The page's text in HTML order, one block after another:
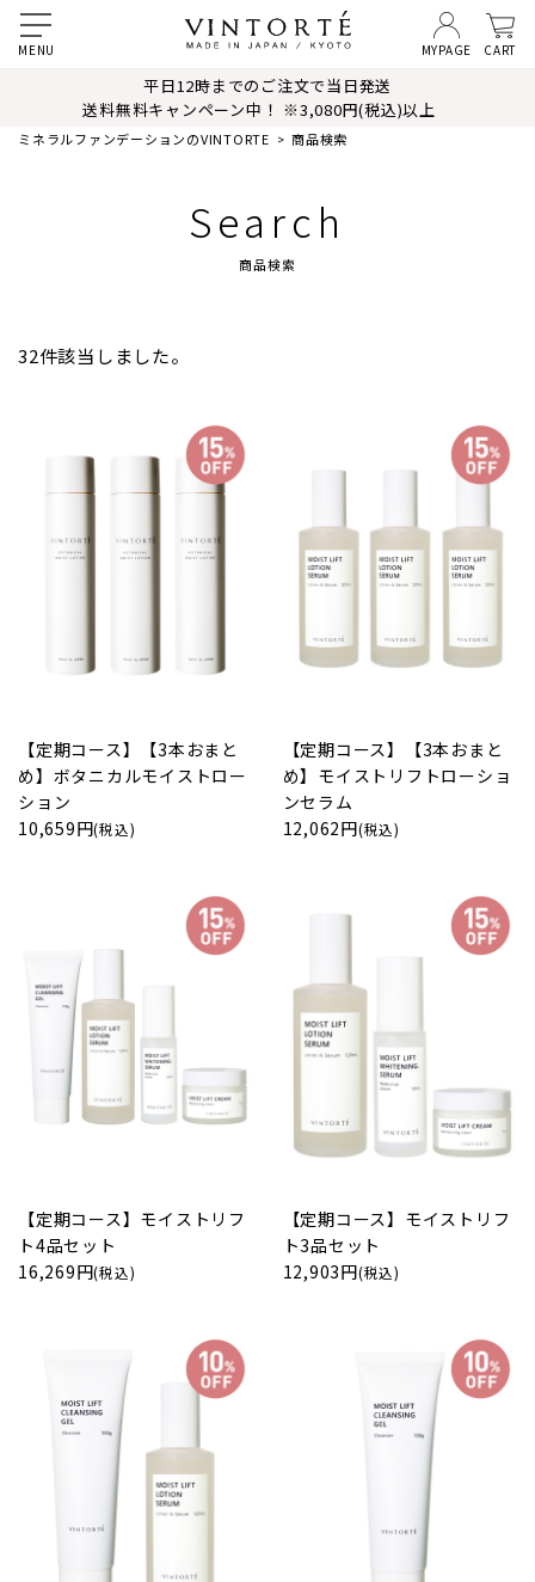
MYPAGE CART
平日12時までのご注文で当日発送
送料無料キャンペーン中！ ※3,080円(税込)以上
ミネラルファンデーションのVINTORTE 商品検索
Search
商品検索
32件該当しました。
【定期コース】【3本おまと
め】ボタニカルモイストロー
ション
10,659円(税込)
【定期コース】【3本おまと
め】モイストリフトローショ
ンセラム
12,062円(税込)
【定期コース】モイストリフ
ト4品セット
16,269円(税込)
【定期コース】モイストリフ
ト3品セット
12,903円(税込)